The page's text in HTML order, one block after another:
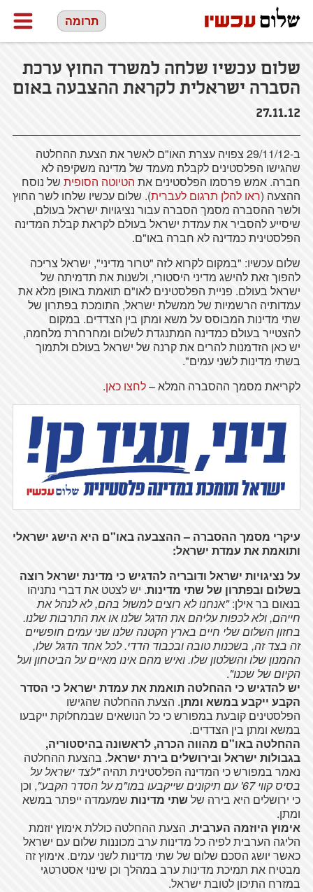
תרומה
שלום עכשיו שלחה למשרד החוץ ערכת
הסברה ישראלית לקראת ההצבעה באום
27.11.12
ב-29/11/12 צפויה עצרת האו"ם לאשר את הצעת ההחלטה
שהגישו הפלסטינים לקבלת מעמד של מדינה משקיפה לא
חברה. אמש פרסמו הפלסטינים את הטיוטה הסופיתשל נוסח
ההצעה (ראו להלן תרגום לעברית). שלום עכשיו שלחו לשר החוץ
ולשר ההסברה מסמך הסברה עבור נציגויות ישראל בעולם,
שיסייע להסביר את עמדת ישראל בעולם לקראת קבלת המדינה
הפלסטינית כמדינה לא חברה באו"ם.
שלום עכשיו: "במקום לקרוא לזה "טרור מדיני", ישראל צריכה
להפוך זאת להישג מדיני היסטורי, ולשנות את תדמיתה של
ישראל בעולם. פניית הפלסטינים לאו"ם תואמת באופן מלא את
עמדותיה הרשמיות של ממשלת ישראל, התומכת בפתרון של
שתי מדינות המבוסס על משא ומתן בין הצדדים. במקום
להצטייר בעולם כמדינה המתנגדת לשלום ומחרחרת מלחמה,
יש כאן הזדמנות להרים את קרנה של ישראל בעולם ולתמוך
בשתי מדינות לשני עמים".
לקריאת מסמך ההסברה המלא –לחצו כאן.
עיקרי מסמך ההסברה – ההצבעה באו"ם היא הישג ישראלי
ותואמת את עמדת ישראל:
על נציגויות ישראל ודובריה להדגיש כי מדינת ישראל רוצה
בשלום ובפתרון של שתי מדינות. יש לצטט את דברי נתניהו
בנאום בר אילן:"אנחנו לא רוצים למשול בהם, לא לנהל את
חייהם, ולא לכפות עליהם את הדגל שלנו או את התרבות שלנו.
בחזון השלום שלי חיים בארץ הקטנה שלנו שני עמים חופשיים
זה בצד זה, בשכנות טובה ובכבוד הדדי. לכל אחד הדגל שלו,
ההמנון שלו והשלטון שלו. ואיש מהם אינו מאיים על הביטחון ועל
הקיום של שכנו".
יש להדגיש כי ההחלטה תואמת את עמדת ישראל כי הסדר
הקבע ייקבע במשא ומתן. הצעת ההחלטה שהגישו
הפלסטינים קובעת במפורש כי כל הנושאים שבמחלוקת ייקבעו
במשא ומתן בין הצדדים.
ההחלטה באו"ם מהווה הכרה, לראשונה בהיסטוריה,
בגבולות ישראל ובירושלים בירת ישראל. בהצעת ההחלטה
נאמר במפורש כי המדינה הפלסטינית תהיה"לצד ישראל על
בסיס קווי 67' עם תיקונים שייקבעו במו"מ על הסדר הקבע"
, וכן
כי ירושלים היא בירה שלשתי מדינותשמעמדה ייפתר במשא
ומתן.
אימוץ היוזמה הערבית. הצעת ההחלטה כוללת אימוץ יוזמת
הליגה הערבית לפיה כל מדינות ערב מכוננות שלום עם ישראל
כאשר יושג הסכם שלום של שתי מדינות לשני עמים. אימוץ זה
מבטיח את תמיכת מדינות ערב במהלך וכן שינוי אסטרטגי
במזרח התיכון לטובת ישראל.